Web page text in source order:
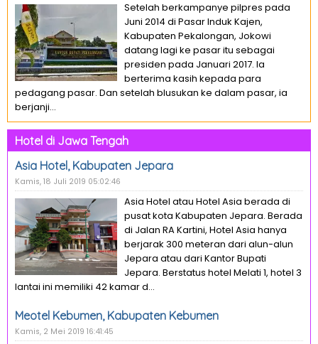
Setelah berkampanye pilpres pada
Juni 2014 di Pasar Induk Kajen,
Kabupaten Pekalongan, Jokowi
datang lagi ke pasar itu sebagai
presiden pada Januari 2017. Ia
berterima kasih kepada para
pedagang pasar. Dan setelah blusukan ke dalam pasar, ia
berjanji...
Hotel di Jawa Tengah
Asia Hotel, Kabupaten Jepara
Kamis, 18 Juli 2019 05:02:46
Asia Hotel atau Hotel Asia berada di
pusat kota Kabupaten Jepara. Berada
di Jalan RA Kartini, Hotel Asia hanya
berjarak 300 meteran dari alun-alun
Jepara atau dari Kantor Bupati
Jepara. Berstatus hotel Melati 1, hotel 3
lantai ini memiliki 42 kamar d...
Meotel Kebumen, Kabupaten Kebumen
Kamis, 2 Mei 2019 16:41:45